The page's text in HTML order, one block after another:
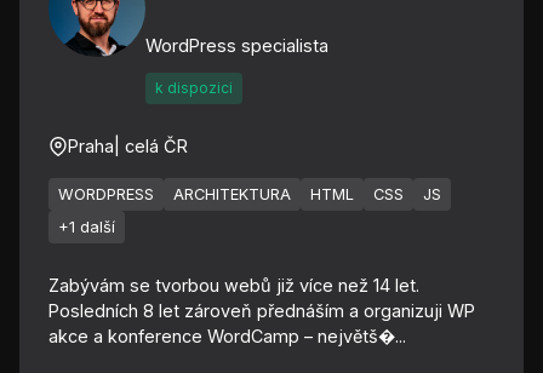
WordPress specialista
k dispozici
Praha | celá ČR
WORDPRESS ARCHITEKTURA HTML CSS
JS
+1 další
Zabývám se tvorbou webů již více než 14 let.
Posledních 8 let zároveň přednáším a organizuji WP
akce a konference WordCamp – největš�...